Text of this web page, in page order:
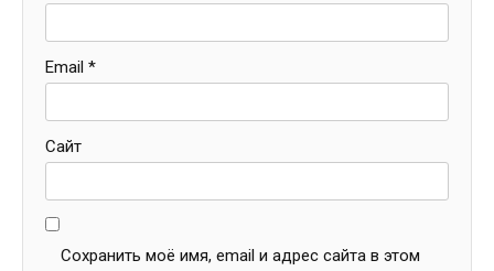
Email *
Сайт
Сохранить моё имя, email и адрес сайта в этом